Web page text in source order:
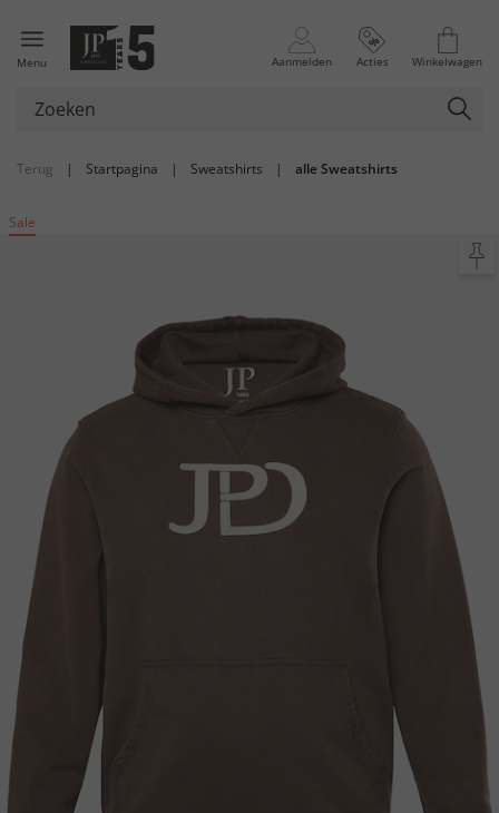
Menu Aanmelden Acties Winkelwagen
Terug | Startpagina | Sweatshirts | alle Sweatshirts
Sale